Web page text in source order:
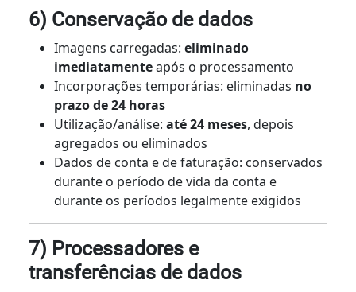
6) Conservação de dados
Imagens carregadas: eliminado
imediatamenteapós o processamento
Incorporações temporárias: eliminadas no
prazo de 24 horas
Utilização/análise: até 24 meses, depois
agregados ou eliminados
Dados de conta e de faturação: conservados
durante o período de vida da conta e
durante os períodos legalmente exigidos
7) Processadores e
transferências de dados